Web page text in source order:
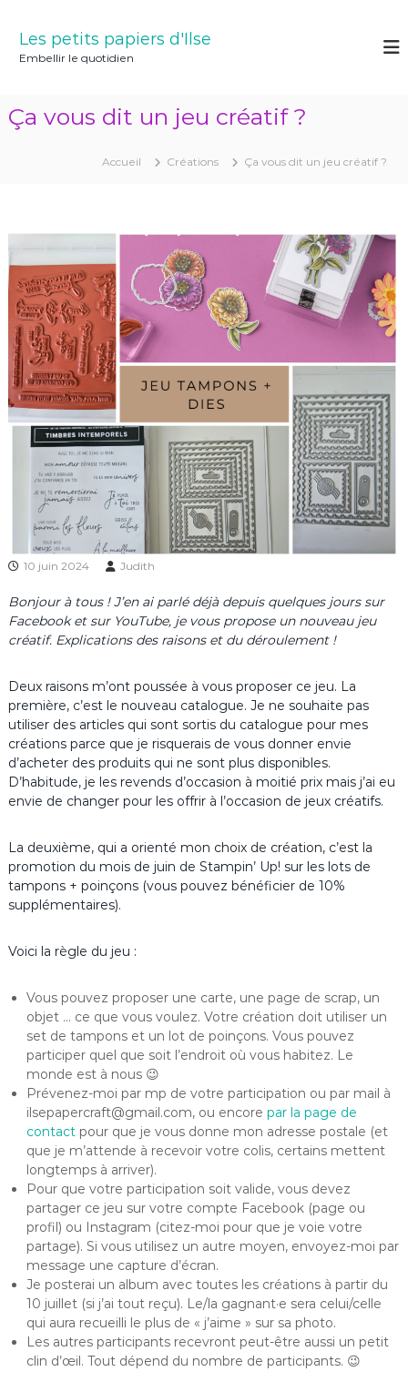
Les petits papiers d'Ilse
Embellir le quotidien
Ça vous dit un jeu créatif ?
Accueil Créations Ça vous dit un jeu créatif ?
10 juin 2024 Judith
Bonjour à tous ! J’en ai parlé déjà depuis quelques jours sur
Facebook et sur YouTube, je vous propose un nouveau jeu
créatif. Explications des raisons et du déroulement !
Deux raisons m’ont poussée à vous proposer ce jeu. La
première, c’est le nouveau catalogue. Je ne souhaite pas
utiliser des articles qui sont sortis du catalogue pour mes
créations parce que je risquerais de vous donner envie
d’acheter des produits qui ne sont plus disponibles.
D’habitude, je les revends d’occasion à moitié prix mais j’ai eu
envie de changer pour les offrir à l’occasion de jeux créatifs.
La deuxième, qui a orienté mon choix de création, c’est la
promotion du mois de juin de Stampin’ Up! sur les lots de
tampons + poinçons (vous pouvez bénéficier de 10%
supplémentaires).
Voici la règle du jeu :
Vous pouvez proposer une carte, une page de scrap, un
objet … ce que vous voulez. Votre création doit utiliser un
set de tampons et un lot de poinçons. Vous pouvez
participer quel que soit l’endroit où vous habitez. Le
monde est à nous 😉
Prévenez-moi par mp de votre participation ou par mail à
ilsepapercraft@gmail.com, ou encore par la page de
contactpour que je vous donne mon adresse postale (et
que je m’attende à recevoir votre colis, certains mettent
longtemps à arriver).
Pour que votre participation soit valide, vous devez
partager ce jeu sur votre compte Facebook (page ou
profil) ou Instagram (citez-moi pour que je voie votre
partage). Si vous utilisez un autre moyen, envoyez-moi par
message une capture d’écran.
Je posterai un album avec toutes les créations à partir du
10 juillet (si j’ai tout reçu). Le/la gagnant·e sera celui/celle
qui aura recueilli le plus de « j’aime » sur sa photo.
Les autres participants recevront peut-être aussi un petit
clin d’œil. Tout dépend du nombre de participants. 😉